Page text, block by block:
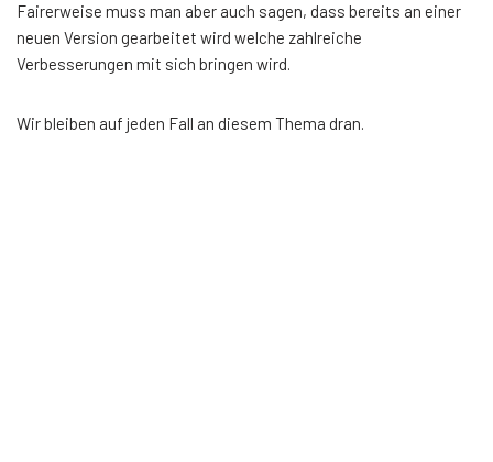
Fairerweise muss man aber auch sagen, dass bereits an einer
neuen Version gearbeitet wird welche zahlreiche
Verbesserungen mit sich bringen wird.
Wir bleiben auf jeden Fall an diesem Thema dran.